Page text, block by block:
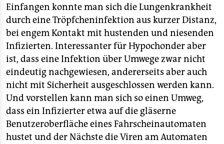
veranstaltungen
shop
fragen & hilfe
unterstützen
genossenschaft
epaper login
Einfangen konnte man sich die Lungenkrankheit
durch eine Tröpfcheninfektion aus kurzer Distanz,
bei engem Kontakt mit hustenden und niesenden
Infizierten. Interessanter für Hypochonder aber
ist, dass eine Infektion über Umwege zwar nicht
eindeutig nachgewiesen, andererseits aber auch
nicht mit Sicherheit ausgeschlossen werden kann.
Und vorstellen kann man sich so einen Umweg,
dass ein Infizierter etwa auf die gläserne
Benutzeroberfläche eines Fahrscheinautomaten
hustet und der Nächste die Viren am Automaten